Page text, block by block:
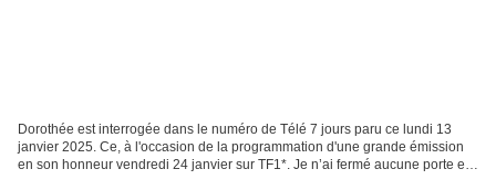
Dorothée est interrogée dans le numéro de Télé 7 jours paru ce lundi 13
janvier 2025. Ce, à l'occasion de la programmation d'une grande émission
en son honneur vendredi 24 janvier sur TF1*. Je n’ai fermé aucune porte et